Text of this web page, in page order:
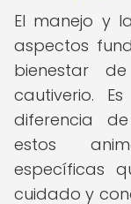
El manejo y
aspectos
bienestar
cautiverio.
diferencia
estos
específicas
cuidado y